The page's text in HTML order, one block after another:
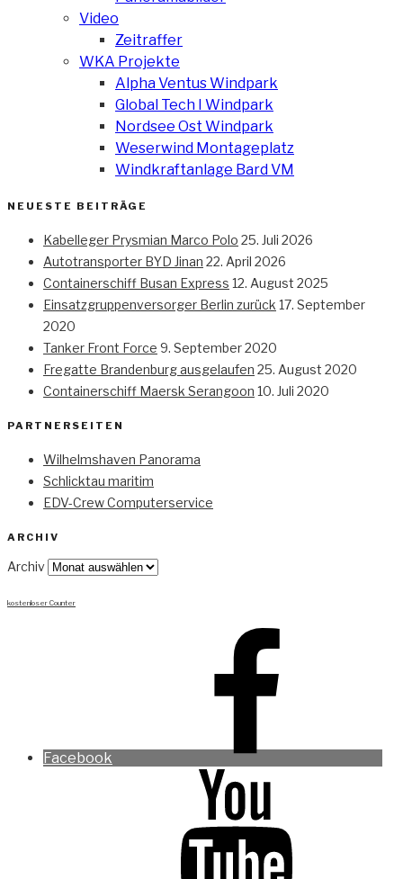
Video
Zeitraffer
WKA Projekte
Alpha Ventus Windpark
Global Tech I Windpark
Nordsee Ost Windpark
Weserwind Montageplatz
Windkraftanlage Bard VM
NEUESTE BEITRÄGE
Kabelleger Prysmian Marco Polo 25. Juli 2026
Autotransporter BYD Jinan 22. April 2026
Containerschiff Busan Express 12. August 2025
Einsatzgruppenversorger Berlin zurück 17. September
2020
Tanker Front Force 9. September 2020
Fregatte Brandenburg ausgelaufen 25. August 2020
Containerschiff Maersk Serangoon 10. Juli 2020
PARTNERSEITEN
Wilhelmshaven Panorama
Schlicktau maritim
EDV-Crew Computerservice
ARCHIV
Archiv
kostenloser Counter
Facebook